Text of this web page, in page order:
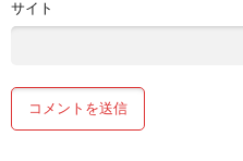
サイト